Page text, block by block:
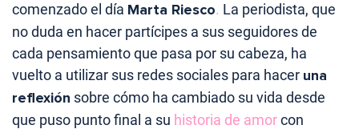
comenzado el día Marta Riesco. La periodista, que
no duda en hacer partícipes a sus seguidores de
cada pensamiento que pasa por su cabeza, ha
vuelto a utilizar sus redes sociales para hacer una
reflexión sobre cómo ha cambiado su vida desde
que puso punto final a su historia de amorcon